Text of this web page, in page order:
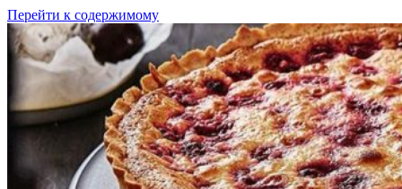
Перейти к содержимому